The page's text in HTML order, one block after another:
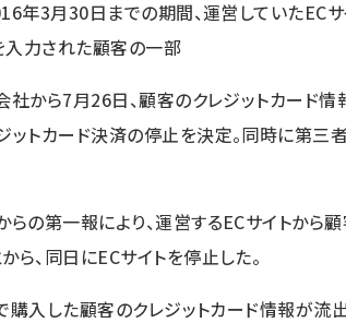
年3月30日までの期間、運営していたECサ
入力された顧客の一部
社から7月26日、顧客のクレジットカード
ットカード決済の停止を決定。同時に第
の第一報により、運営するECサイトから
ら、同日にECサイトを停止した。
購入した顧客のクレジットカード情報が流